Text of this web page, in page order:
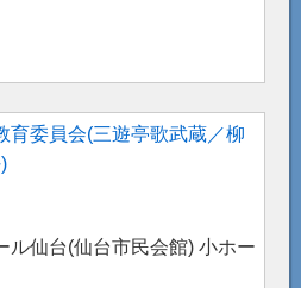
育委員会(三遊亭歌武蔵／柳
ル仙台(仙台市民会館) 小ホー